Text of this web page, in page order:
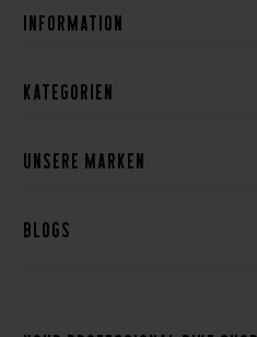
Information
Kategorien
Unsere Marken
Blogs